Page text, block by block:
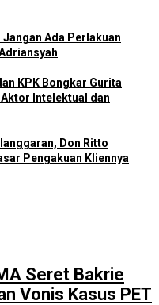
Ada Perlakuan
KPK Bongkar Gurita
Intelektual dan
Don Ritto
Pengakuan Kliennya
Seret Bakrie
Vonis Kasus PET